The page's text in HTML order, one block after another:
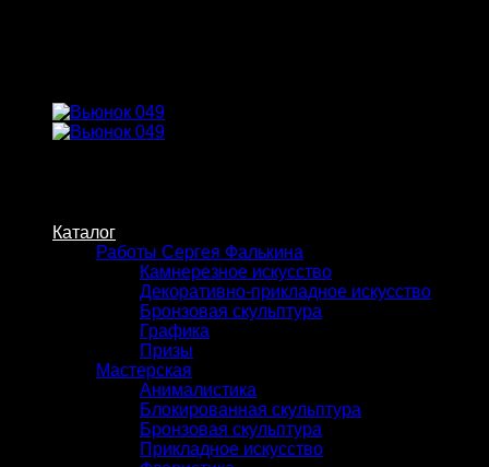
Каталог
Работы Сергея Фалькина
Камнерезное искусство
Декоративно-прикладное искусство
Бронзовая скульптура
Графика
Призы
Мастерская
Анималистика
Блокированная скульптура
Бронзовая скульптура
Прикладное искусство